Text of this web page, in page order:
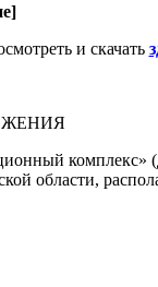
и скачать
области,